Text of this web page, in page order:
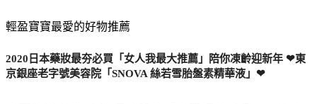
輕盈寶寶最愛的好物推薦
2020日本藥妝最夯必買「女人我最大推薦」陪你凍齡迎新年 ❤東
京銀座老字號美容院「SNOVA 絲若雪胎盤素精華液」❤